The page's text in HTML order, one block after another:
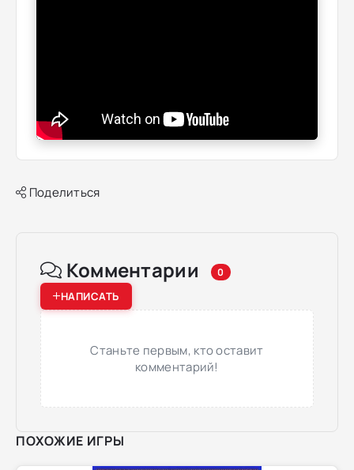
Поделиться
Комментарии 0
НАПИСАТЬ
Станьте первым, кто оставит
комментарий!
ПОХОЖИЕ ИГРЫ